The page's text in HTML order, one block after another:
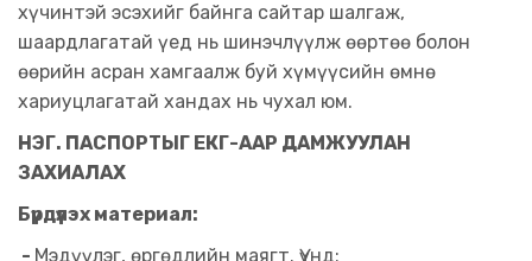
хүчинтэй эсэхийг байнга сайтар шалгаж,
шаардлагатай үед нь шинэчлүүлж өөртөө болон
өөрийн асран хамгаалж буй хүмүүсийн өмнө
хариуцлагатай хандах нь чухал юм.
НЭГ. ПАСПОРТЫГ ЕКГ-ААР ДАМЖУУЛАН
ЗАХИАЛАХ
Бүрдүүлэх материал:
- Мэдүүлэг, өргөдлийн маягт. Үүнд: